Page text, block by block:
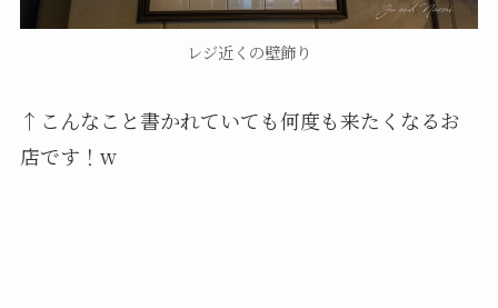
レジ近くの壁飾り
↑こんなこと書かれていても何度も来たくなるお
店です！w